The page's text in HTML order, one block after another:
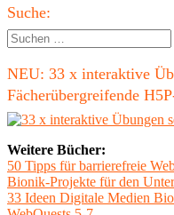
Haupt-
Seitenleiste
Suche:
Suchen
nach:
NEU: 33 x interaktive
Fächerübergreifende
Weitere Bücher:
50 Tipps für barrierefreie
Bionik-Projekte für den
33 Ideen Digitale Medien